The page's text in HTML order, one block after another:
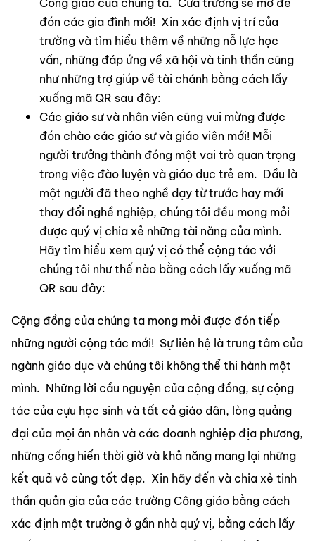
Công giáo của chúng ta.  Cửa trường sẽ mở để
đón các gia đình mới!  Xin xác định vị trí của
trường và tìm hiểu thêm về những nỗ lực học
vấn, những đáp ứng về xã hội và tinh thần cũng
như những trợ giúp về tài chánh bằng cách lấy
xuống mã QR sau đây:
Các giáo sư và nhân viên cũng vui mừng được
đón chào các giáo sư và giáo viên mới! Mỗi
người trưởng thành đóng một vai trò quan trọng
trong việc đào luyện và giáo dục trẻ em.  Dầu là
một người đã theo nghề dạy từ trước hay mới
thay đổi nghề nghiệp, chúng tôi đều mong mỏi
được quý vị chia xẻ những tài năng của mình.
Hãy tìm hiểu xem quý vị có thể cộng tác với
chúng tôi như thế nào bằng cách lấy xuống mã
QR sau đây:
Cộng đồng của chúng ta mong mỏi được đón tiếp
những người cộng tác mới!  Sự liên hệ là trung tâm của
ngành giáo dục và chúng tôi không thể thi hành một
mình.  Những lời cầu nguyện của cộng đồng, sự cộng
tác của cựu học sinh và tất cả giáo dân, lòng quảng
đại của mọi ân nhân và các doanh nghiệp địa phương,
những cống hiến thời giờ và khả năng mang lại những
kết quả vô cùng tốt đẹp.  Xin hãy đến và chia xẻ tinh
thần quản gia của các trường Công giáo bằng cách
xác định một trường ở gần nhà quý vị, bằng cách lấy